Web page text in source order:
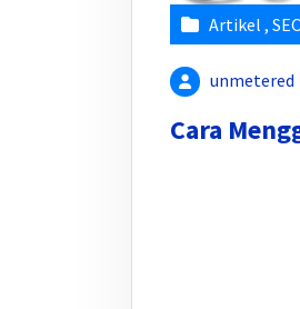
Artikel ,
unmetered
Cara